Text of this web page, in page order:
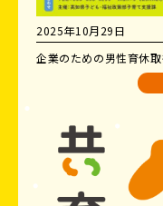
2025年10月29日
企業のための男性育休